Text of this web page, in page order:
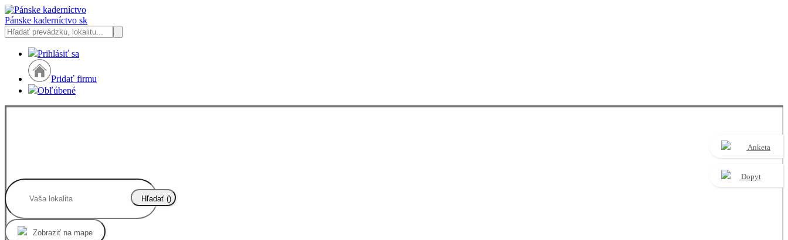
Pánske kaderníctvo sk
Prihlásiť sa
Pridať firmu
Obľúbené
Dopyt
Anketa
Hľadať ()
Zobraziť na mape